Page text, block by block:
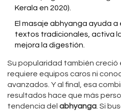
Kerala en 2020).
El masaje abhyanga ayuda a
textos tradicionales, activa
mejora la digestión.
Su popularidad también
requiere equipos caros ni
avanzados. Y al final, esa
resultados hace que más
tendencia del abhyanga . Si